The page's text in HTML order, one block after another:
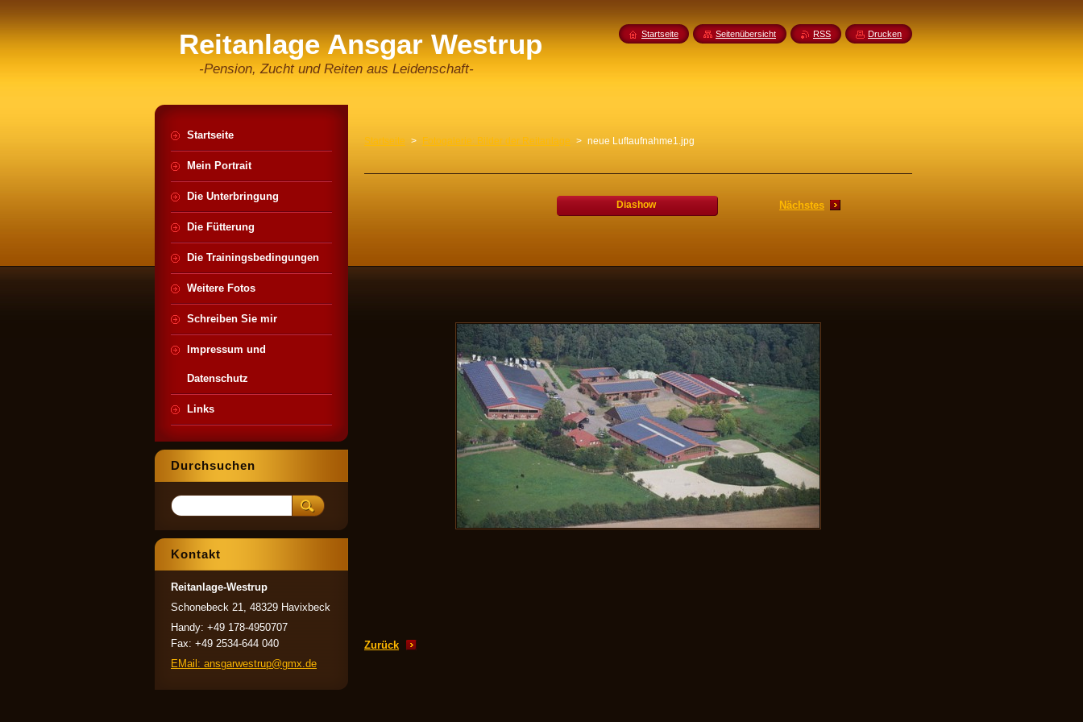
Reitanlage Ansgar Westrup
-Pension, Zucht und Reiten aus Leidenschaft-
Startseite > Fotogalerie: Bilder der Reitanlage > neue Luftaufnahme1.jpg
Diashow Nächstes
Zurück
Startseite
Mein Portrait
Die Unterbringung
Die Fütterung
Die Trainingsbedingungen
Weitere Fotos
Schreiben Sie mir
Impressum und
Datenschutz
Links
Durchsuchen
Kontakt
Reitanlage-Westrup
Schonebeck 21, 48329 Havixbeck
Handy: +49 178-4950707
Fax: +49 2534-644 040
EMail: ansgarwestrup@gmx.de
Startseite Seitenübersicht RSS Drucken